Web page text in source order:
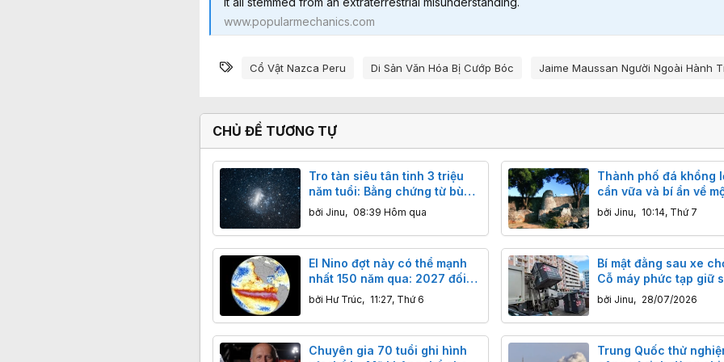
www.popularmechanics.com
Từ khóa
Cổ Vật Nazca Peru Di Sản Văn Hóa Bị Cướp Bóc Jaime Maussan Người Ngoài Hành
CHỦ ĐỀ TƯƠNG TỰ
Tro tàn siêu tân tinh 3 triệu
năm tuổi: Bằng chứng từ bùn
đáy biển sâu
bởi Jinu, 08:39 Hôm qua
Thành phố đá khổng
cần vữa và bí ẩn về
đô bị bỏ hoang
bởi Jinu, 10:14, Thứ 7
El Nino đợt này có thể mạnh
nhất 150 năm qua: 2027 đối
mặt nguy cơ thành năm nóng
bởi Hư Trúc, 11:27, Thứ 6
Bí mật đằng sau xe
Cỗ máy phức tạp giữ
thành phố
bởi Jinu, 28/07/2026
Chuyên gia 70 tuổi ghi hình
Trung Quốc thử